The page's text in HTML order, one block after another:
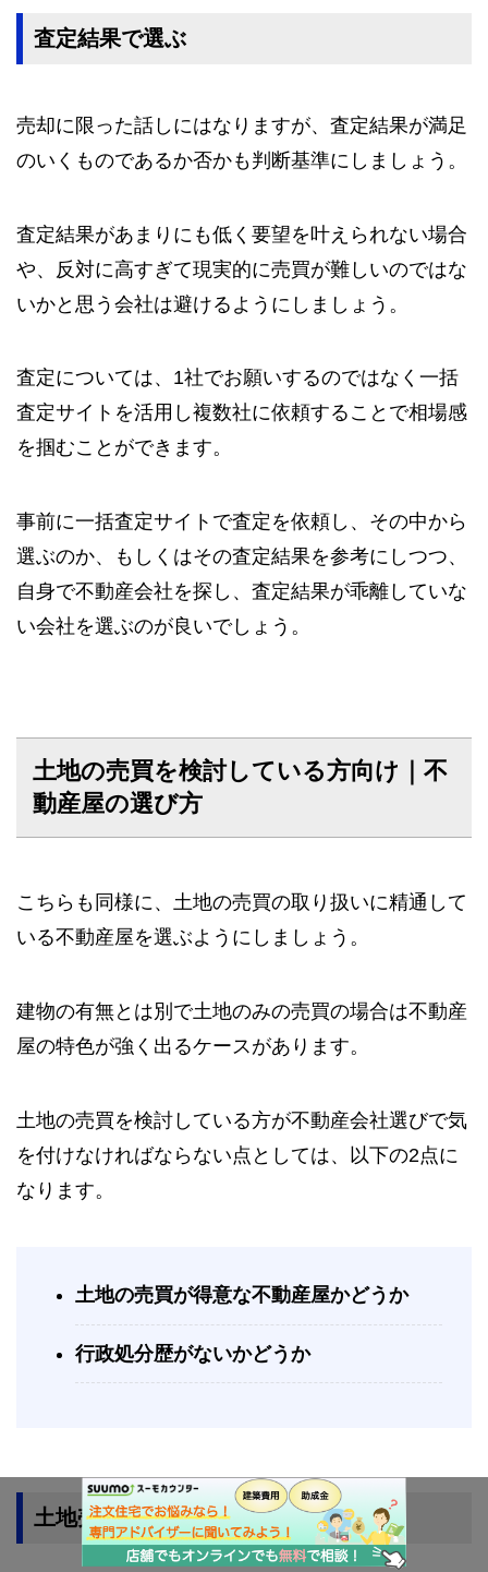
査定結果で選ぶ
売却に限った話しにはなりますが、査定結果が満足
のいくものであるか否かも判断基準にしましょう。
査定結果があまりにも低く要望を叶えられない場合
や、反対に高すぎて現実的に売買が難しいのではな
いかと思う会社は避けるようにしましょう。
査定については、1社でお願いするのではなく一括
査定サイトを活用し複数社に依頼することで相場感
を掴むことができます。
事前に一括査定サイトで査定を依頼し、その中から
選ぶのか、もしくはその査定結果を参考にしつつ、
自身で不動産会社を探し、査定結果が乖離していな
い会社を選ぶのが良いでしょう。
土地の売買を検討している方向け｜不
動産屋の選び方
こちらも同様に、土地の売買の取り扱いに精通して
いる不動産屋を選ぶようにしましょう。
建物の有無とは別で土地のみの売買の場合は不動産
屋の特色が強く出るケースがあります。
土地の売買を検討している方が不動産会社選びで気
を付けなければならない点としては、以下の2点に
なります。
土地の売買が得意な不動産屋かどうか
行政処分歴がないかどうか
土地売買の実績がある不動産屋を選ぶ